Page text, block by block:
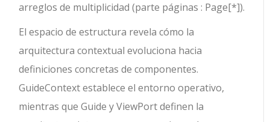
arreglos de multiplicidad (parte páginas : Page[*]).
El espacio de estructura revela cómo la
arquitectura contextual evoluciona hacia
definiciones concretas de componentes.
GuideContext establece el entorno operativo,
mientras que Guide y ViewPort definen la